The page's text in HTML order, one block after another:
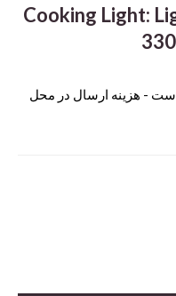
Cooking Light:
- هزینه ارسال در محل